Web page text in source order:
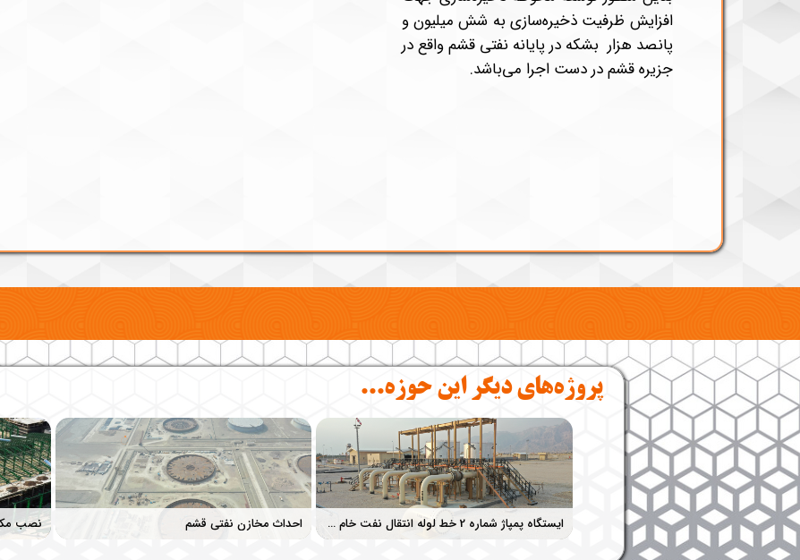
افزایش ظرفیت ذخیره‌سازی به شش میلیون و
پانصد هزار بشکه در پایانه نفتی قشم واقع در
جزیره قشم در دست اجرا می‌باشد.
پروژه‌های دیگر این حوزه...​​​​​​​​​​​​​​
احداث مخازن نفتی قشم ایستگاه پمپاژ شماره 2 خط لوله انتقال نفت خام گوره - جاسک سرچاهی سلمان